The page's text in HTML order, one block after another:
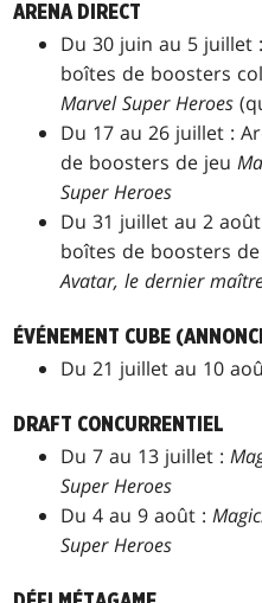
ARENA DIRECT
Du 30 juin au 5 juillet
boîtes de boosters
Marvel Super Heroes
Du 17 au 26 juillet :
de boosters de jeu
Super Heroes
Du 31 juillet au 2
boîtes de boosters
Avatar, le dernier
ÉVÉNEMENT CUBE
Du 21 juillet au 10
DRAFT CONCURRENTIEL
Du 7 au 13 juillet :
Super Heroes
Du 4 au 9 août :
Super Heroes